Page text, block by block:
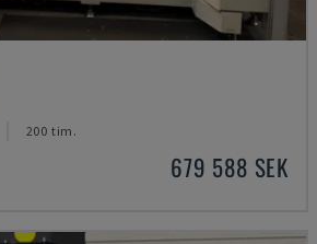
200 tim.
679 588 SEK